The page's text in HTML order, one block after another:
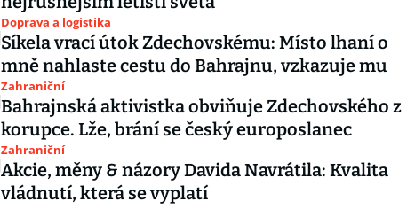
Doprava a logistika
Síkela vrací útok Zdechovskému: Místo lhaní o
mně nahlaste cestu do Bahrajnu, vzkazuje mu
Zahraniční
Bahrajnská aktivistka obviňuje Zdechovského z
korupce. Lže, brání se český europoslanec
Zahraniční
Akcie, měny & názory Davida Navrátila: Kvalita
vládnutí, která se vyplatí